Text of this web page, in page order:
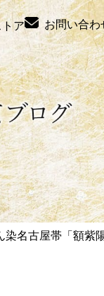
ア お問い合わ
染名古屋帯「額紫陽